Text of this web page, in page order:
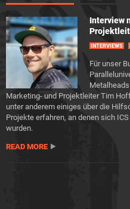
Interview
INTERVIEWS
Für unser
Marketing- und Projektleiter Tim
unter anderem einiges über die
Projekte erfahren, an denen sich
wurden.
READ MORE